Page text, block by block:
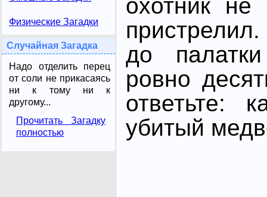
Физические Загадки
Случайная Загадка
Надо отделить перец
от соли не прикасаясь
ни к тому ни к
другому...
Прочитать Загадку
полностью
охотник
до
ровно
ответьте:
убитый